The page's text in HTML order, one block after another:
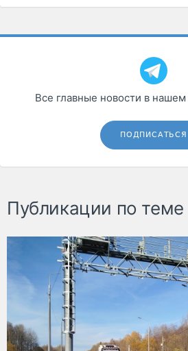
Все главные новости в нашем
ПОДПИСАТЬСЯ
Публикации по теме